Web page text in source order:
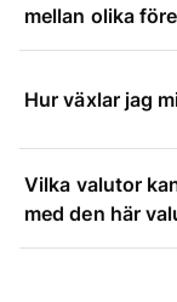
mellan olika
Hur växlar jag
Vilka valutor
med den här